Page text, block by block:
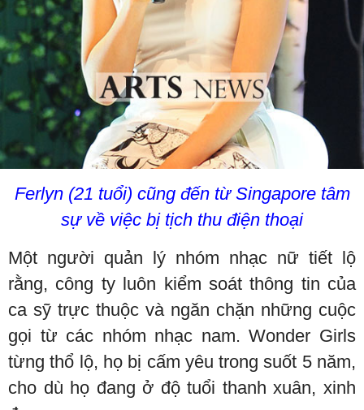
Ferlyn (21 tuổi) cũng đến từ Singapore tâm
sự về việc bị tịch thu điện thoại
Một người quản lý nhóm nhạc nữ tiết lộ
rằng, công ty luôn kiểm soát thông tin của
ca sỹ trực thuộc và ngăn chặn những cuộc
gọi từ các nhóm nhạc nam. Wonder Girls
từng thổ lộ, họ bị cấm yêu trong suốt 5 năm,
cho dù họ đang ở độ tuổi thanh xuân, xinh